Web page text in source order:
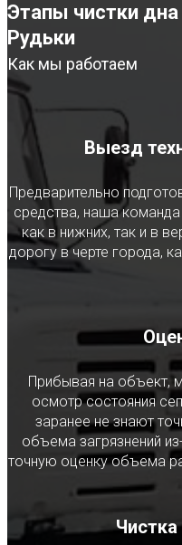
Этапы чистки дна
Рудьки
Как мы работаем
Выезд
Предварительно
средства, наша
как в нижних, так и в
дорогу в черте города,
Прибывая на объект,
осмотр состояния
заранее не знают
объема загрязнений
точную оценку объема